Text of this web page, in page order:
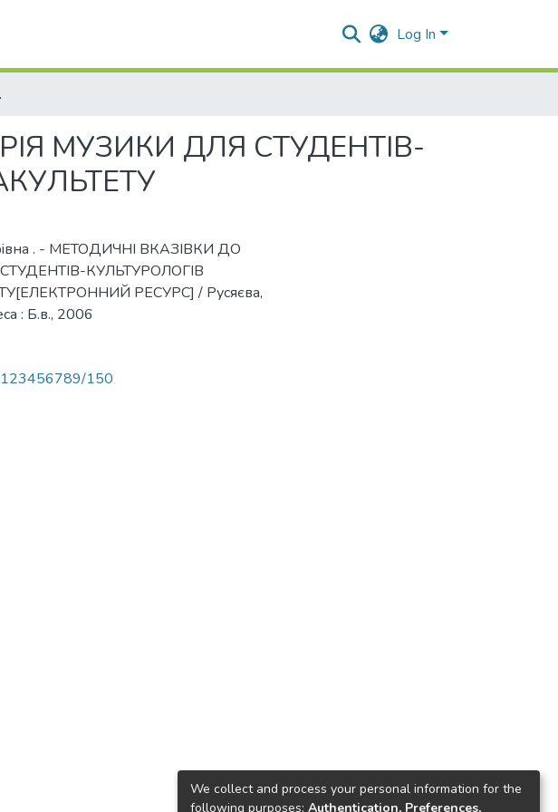
Log In
МУЗИКИ ДЛЯ СТУДЕНТIВ-
. - МЕТОДИЧНI ВКАЗIВКИ ДО
КУЛЬТУРОЛОГIВ
РЕСУРС] / Русяєва,
: Б.в., 2006
123456789/150
We collect and process your personal information for the
following purposes: Authentication, Preferences,